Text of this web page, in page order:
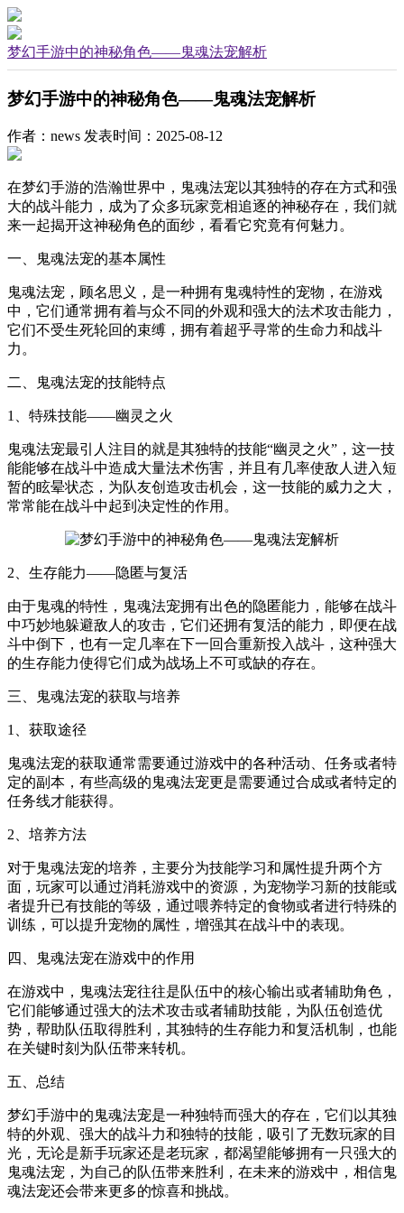
梦幻手游中的神秘角色——鬼魂法宠解析
梦幻手游中的神秘角色——鬼魂法宠解析
作者：news 发表时间：2025-08-12
在梦幻手游的浩瀚世界中，鬼魂法宠以其独特的存在方式和强
大的战斗能力，成为了众多玩家竞相追逐的神秘存在，我们就
来一起揭开这神秘角色的面纱，看看它究竟有何魅力。
一、鬼魂法宠的基本属性
鬼魂法宠，顾名思义，是一种拥有鬼魂特性的宠物，在游戏
中，它们通常拥有着与众不同的外观和强大的法术攻击能力，
它们不受生死轮回的束缚，拥有着超乎寻常的生命力和战斗
力。
二、鬼魂法宠的技能特点
1、特殊技能——幽灵之火
鬼魂法宠最引人注目的就是其独特的技能“幽灵之火”，这一技
能能够在战斗中造成大量法术伤害，并且有几率使敌人进入短
暂的眩晕状态，为队友创造攻击机会，这一技能的威力之大，
常常能在战斗中起到决定性的作用。
2、生存能力——隐匿与复活
由于鬼魂的特性，鬼魂法宠拥有出色的隐匿能力，能够在战斗
中巧妙地躲避敌人的攻击，它们还拥有复活的能力，即便在战
斗中倒下，也有一定几率在下一回合重新投入战斗，这种强大
的生存能力使得它们成为战场上不可或缺的存在。
三、鬼魂法宠的获取与培养
1、获取途径
鬼魂法宠的获取通常需要通过游戏中的各种活动、任务或者特
定的副本，有些高级的鬼魂法宠更是需要通过合成或者特定的
任务线才能获得。
2、培养方法
对于鬼魂法宠的培养，主要分为技能学习和属性提升两个方
面，玩家可以通过消耗游戏中的资源，为宠物学习新的技能或
者提升已有技能的等级，通过喂养特定的食物或者进行特殊的
训练，可以提升宠物的属性，增强其在战斗中的表现。
四、鬼魂法宠在游戏中的作用
在游戏中，鬼魂法宠往往是队伍中的核心输出或者辅助角色，
它们能够通过强大的法术攻击或者辅助技能，为队伍创造优
势，帮助队伍取得胜利，其独特的生存能力和复活机制，也能
在关键时刻为队伍带来转机。
五、总结
梦幻手游中的鬼魂法宠是一种独特而强大的存在，它们以其独
特的外观、强大的战斗力和独特的技能，吸引了无数玩家的目
光，无论是新手玩家还是老玩家，都渴望能够拥有一只强大的
鬼魂法宠，为自己的队伍带来胜利，在未来的游戏中，相信鬼
魂法宠还会带来更多的惊喜和挑战。